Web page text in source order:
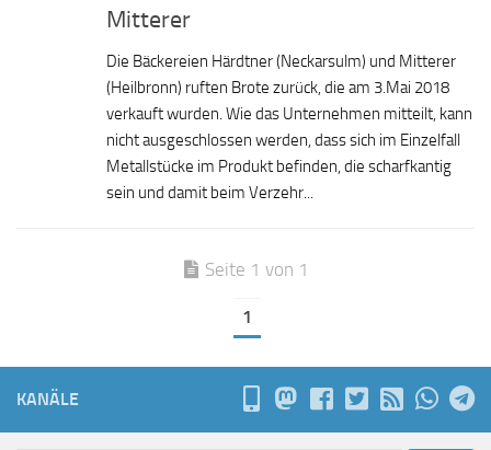
Mitterer
Die Bäckereien Härdtner (Neckarsulm) und Mitterer
(Heilbronn) ruften Brote zurück, die am 3.Mai 2018
verkauft wurden. Wie das Unternehmen mitteilt, kann
nicht ausgeschlossen werden, dass sich im Einzelfall
Metallstücke im Produkt befinden, die scharfkantig
sein und damit beim Verzehr...
Seite 1 von 1
1
KANÄLE